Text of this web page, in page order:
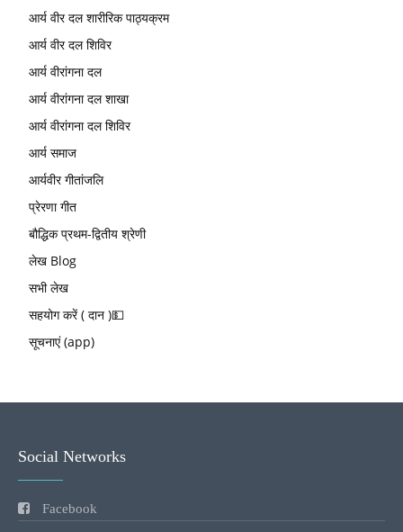
आर्य वीर दल शारीरिक पाठ्यक्रम
आर्य वीर दल शिविर
आर्य वीरांगना दल
आर्य वीरांगना दल शाखा
आर्य वीरांगना दल शिविर
आर्य समाज
आर्यवीर गीतांजलि
प्रेरणा गीत
बौद्धिक प्रथम-द्वितीय श्रेणी
लेख Blog
सभी लेख
सहयोग करें ( दान )💵
सूचनाएं (app)
Social Networks
Facebook